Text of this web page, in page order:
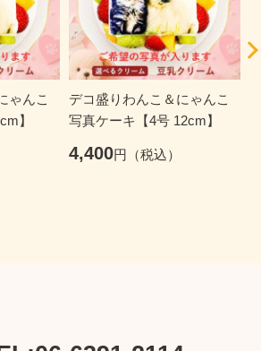
ゃんこ
】
デコ盛りわんこ＆にゃんこ
写真ケーキ【4号 12cm】
4,400